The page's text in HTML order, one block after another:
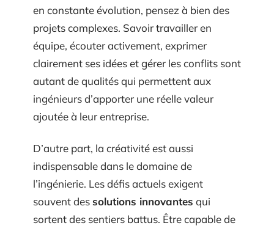
en constante évolution, pensez à bien des
projets complexes. Savoir travailler en
équipe, écouter activement, exprimer
clairement ses idées et gérer les conflits sont
autant de qualités qui permettent aux
ingénieurs d’apporter une réelle valeur
ajoutée à leur entreprise.
D’autre part, la créativité est aussi
indispensable dans le domaine de
l’ingénierie. Les défis actuels exigent
souvent dessolutions innovantes qui
sortent des sentiers battus. Être capable de